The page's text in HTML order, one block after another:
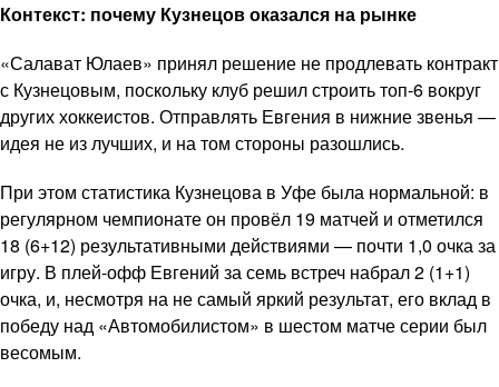
Контекст: почему Кузнецов оказался на рынке
«Салават Юлаев» принял решение не продлевать контракт
с Кузнецовым, поскольку клуб решил строить топ-6 вокруг
других хоккеистов. Отправлять Евгения в нижние звенья —
идея не из лучших, и на том стороны разошлись.
При этом статистика Кузнецова в Уфе была нормальной: в
регулярном чемпионате он провёл 19 матчей и отметился
18 (6+12) результативными действиями — почти 1,0 очка за
игру. В плей-офф Евгений за семь встреч набрал 2 (1+1)
очка, и, несмотря на не самый яркий результат, его вклад в
победу над «Автомобилистом» в шестом матче серии был
весомым.